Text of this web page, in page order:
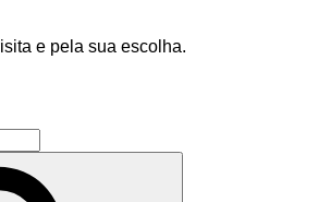
e pela sua escolha.